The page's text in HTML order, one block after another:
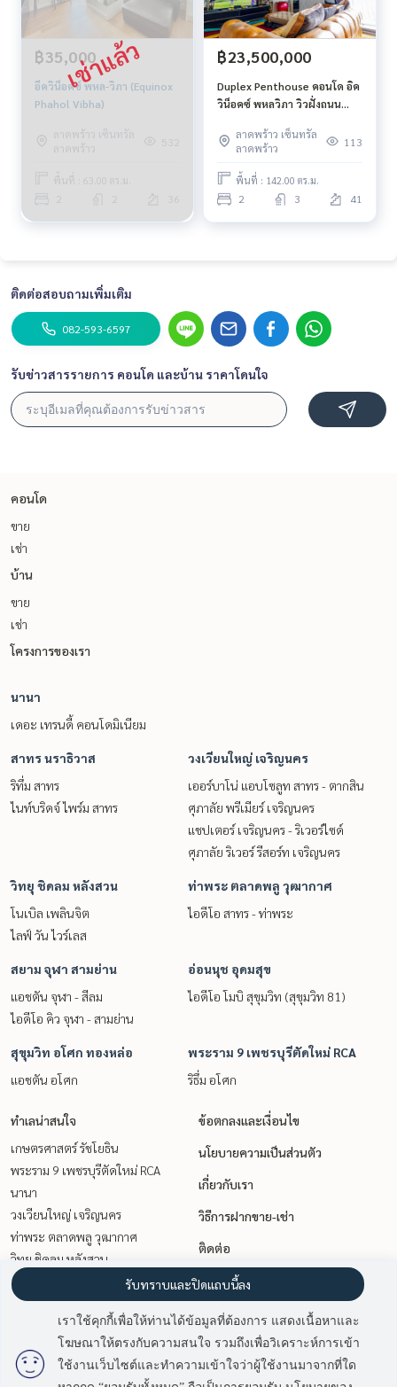
฿35,000
อีควิน็อคซ์ พหล-วิภา (Equinox
Phahol Vibha)
ลาดพร้าว เซ็นทรัล
ลาดพร้าว
532
พื้นที่ : 63.00 ตร.ม.
36
฿23,500,000
Duplex Penthouse คอนโด อิค
วิน็อคซ์ พหลวิภา วิวฝั่งถนน
ลาดพร้าว เซ็นทรัล
ลาดพร้าว
113
พื้นที่ : 142.00 ตร.ม.
2 3 41
มี2คนกำลังดูประกาศนี้
ติดต่อสอบถามเพิ่มเติม
082-593-6597
รับข่าวสารรายการ คอนโด และบ้าน ราคาโดนใจ
คอนโด
ขาย
เช่า
บ้าน
ขาย
เช่า
โครงการของเรา
นานา
เดอะ เทรนดี้ คอนโดมิเนียม
สาทร นราธิวาส
ริทึ่ม สาทร
ไนท์บริดจ์ ไพร์ม สาทร
วงเวียนใหญ่ เจริญนคร
เออร์บาโน่ แอบโซลูท สาทร - ตากสิน
ศุภาลัย พรีเมียร์ เจริญนคร
แชปเตอร์ เจริญนคร - ริเวอร์ไซด์
ศุภาลัย ริเวอร์ รีสอร์ท เจริญนคร
วิทยุ ชิดลม หลังสวน
โนเบิล เพลินจิต
ไลฟ์ วัน ไวร์เลส
ท่าพระ ตลาดพลู วุฒากาศ
ไอดีโอ สาทร - ท่าพระ
สยาม จุฬา สามย่าน
แอชตัน จุฬา - สีลม
ไอดีโอ คิว จุฬา - สามย่าน
อ่อนนุช อุดมสุข
ไอดีโอ โมบิ สุขุมวิท (สุขุมวิท 81)
สุขุมวิท อโศก ทองหล่อ
แอชตัน อโศก
พระราม 9 เพชรบุรีตัดใหม่ RCA
ริธึ่ม อโศก
ทำเลน่าสนใจ
เกษตรศาสตร์ รัชโยธิน
พระราม 9 เพชรบุรีตัดใหม่ RCA
นานา
วงเวียนใหญ่ เจริญนคร
ท่าพระ ตลาดพลู วุฒากาศ
วิทยุ ชิดลม หลังสวน
สยาม จุฬา สามย่าน
สุขุมวิท อโศก ทองหล่อ
อ่อนนุช อุดมสุข
สาทร นราธิวาส
ข้อตกลงและเงื่อนไข
นโยบายความเป็นส่วนตัว
เกี่ยวกับเรา
วิธีการฝากขาย-เช่า
ติดต่อ
เราใช้คุกกี้เพื่อให้ท่านได้ข้อมูลที่ต้องการ แสดงเนื้อหาและ
โฆษณาให้ตรงกับความสนใจ รวมถึงเพื่อวิเคราะห์การเข้า
ใช้งานเว็บไซต์และทำความเข้าใจว่าผู้ใช้งานมาจากที่ใด
รับทราบและปิดแถบนี้ลง